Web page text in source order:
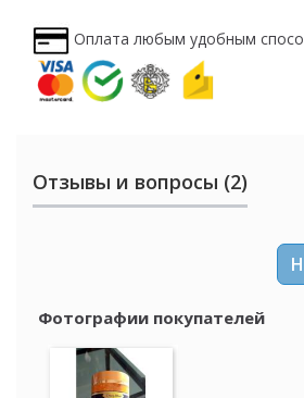
Оплата любым удобным
Отзывы и вопросы (2)
Фотографии покупателей